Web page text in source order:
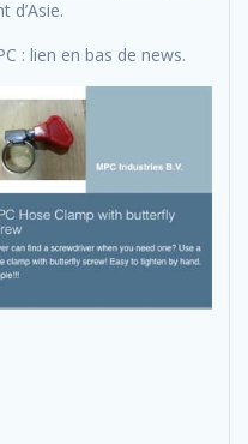
d’Asie.
: lien en bas de news.